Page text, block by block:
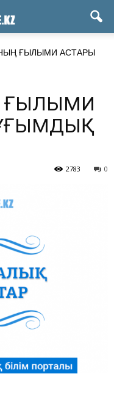
ҒЫЛЫМИ АСТАРЫ
ҒЫЛЫМИ
0
2783